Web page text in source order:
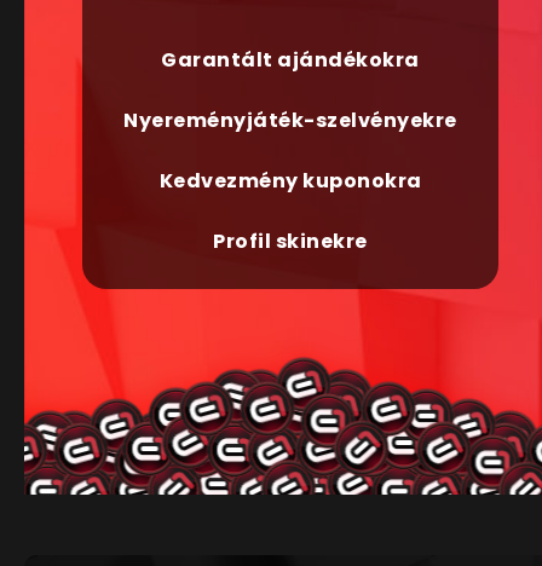
Garantált ajándékokra
Nyereményjáték-szelvényekre
Kedvezmény kuponokra
Profil skinekre